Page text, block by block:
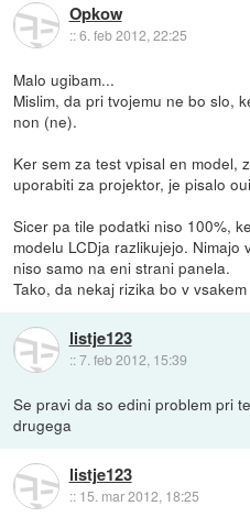
Opkow
::6. feb 2012, 22:25
Malo ugibam...
Mislim, da pri tvojemu ne bo slo,
non (ne).
Ker sem za test vpisal en model,
uporabiti za projektor, je pisalo
Sicer pa tile podatki niso 100%,
modelu LCDja razlikujejo.
niso samo na eni strani panela.
Tako, da nekaj rizika bo v
listje123
::7. feb 2012, 15:39
Se pravi da so edini problem pri
drugega
listje123
:: 15. mar 2012, 18:25